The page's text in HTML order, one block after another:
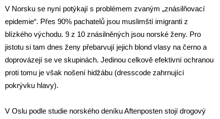
V Norsku se nyní potýkají s problémem zvaným „znásilňovací
epidemie“. Přes 90% pachatelů jsou muslimští imigranti z
blízkého východu. 9 z 10 znásilněných jsou norské ženy. Pro
jistotu si tam dnes ženy přebarvují jejich blond vlasy na černo a
doprovázejí se ve skupinách. Jedinou celkově efektivní ochranou
proti tomu je však nošení hidžábu (dresscode zahrnující
pokrývku hlavy).
V Oslu podle studie norského deníku Aftenposten stojí drogový